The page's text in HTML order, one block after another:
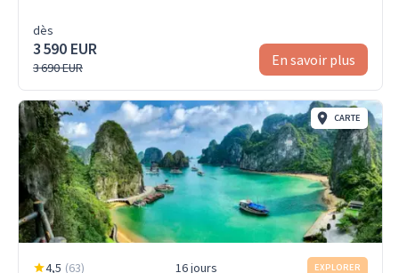
dès
3 590 EUR
3 690 EUR En savoir plus
CARTE
4,5 (63) 16 jours EXPLORER